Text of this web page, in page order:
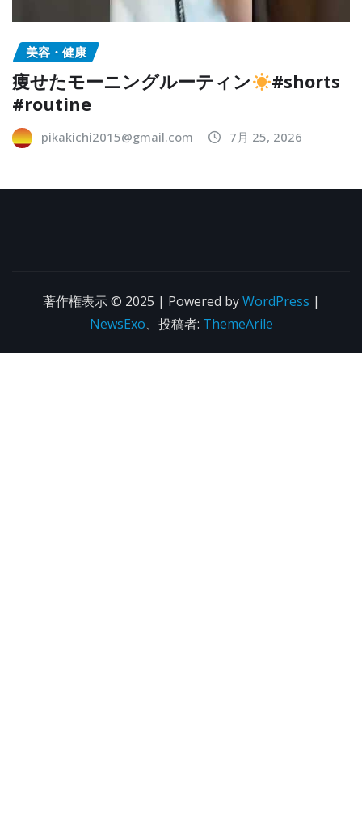
美容・健康
痩せたモーニングルーティン
#shorts
#routine
pikakichi2015@gmail.com 7月 25, 2026
著作権表示 © 2025 | Powered byWordPress |
NewsExo、投稿者: ThemeArile